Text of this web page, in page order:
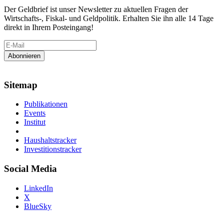
Der Geldbrief ist unser Newsletter zu aktuellen Fragen der
Wirtschafts-, Fiskal- und Geldpolitik. Erhalten Sie ihn alle 14 Tage
direkt in Ihrem Posteingang!
Sitemap
Publikationen
Events
Institut
Haushaltstracker
Investitionstracker
Social Media
LinkedIn
X
BlueSky